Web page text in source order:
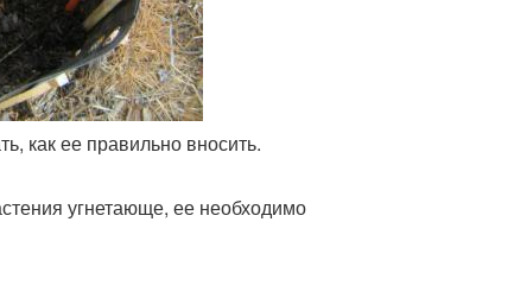
как ее правильно вносить.
угнетающе, ее необходимо